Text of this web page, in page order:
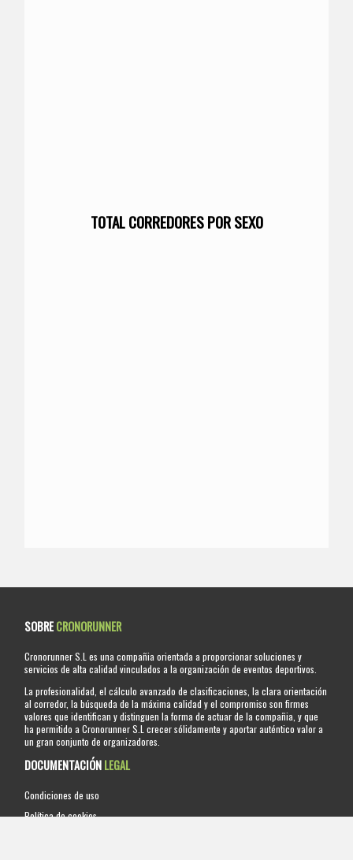
TOTAL CORREDORES POR SEXO
SOBRECRONORUNNER
Cronorunner S.L es una compañia orientada a proporcionar soluciones y
servicios de alta calidad vinculados a la organización de eventos deportivos.
La profesionalidad, el cálculo avanzado de clasificaciones, la clara orientación
al corredor, la búsqueda de la máxima calidad y el compromiso son firmes
valores que identifican y distinguen la forma de actuar de la compañia, y que
ha permitido a Cronorunner S.L crecer sólidamente y aportar auténtico valor a
un gran conjunto de organizadores.
DOCUMENTACIÓNLEGAL
Condiciones de uso
Política de cookies